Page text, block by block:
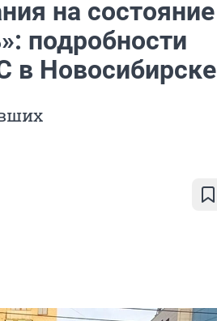
на состояние
подробности
в Новосибирске